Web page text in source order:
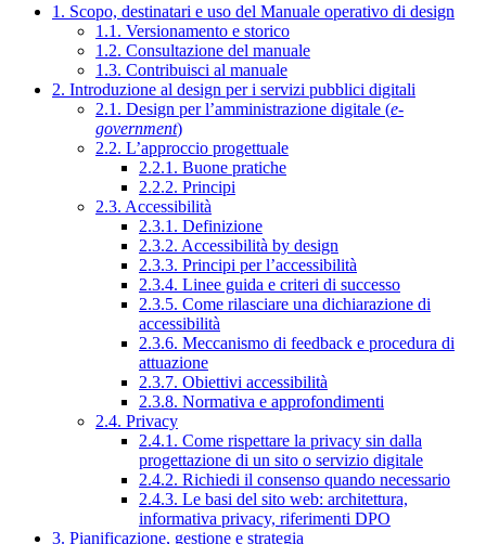
1. Scopo, destinatari e uso del Manuale operativo di design
1.1. Versionamento e storico
1.2. Consultazione del manuale
1.3. Contribuisci al manuale
2. Introduzione al design per i servizi pubblici digitali
2.1. Design per l’amministrazione digitale (e-
government)
2.2. L’approccio progettuale
2.2.1. Buone pratiche
2.2.2. Principi
2.3. Accessibilità
2.3.1. Definizione
2.3.2. Accessibilità by design
2.3.3. Principi per l’accessibilità
2.3.4. Linee guida e criteri di successo
2.3.5. Come rilasciare una dichiarazione di
accessibilità
2.3.6. Meccanismo di feedback e procedura di
attuazione
2.3.7. Obiettivi accessibilità
2.3.8. Normativa e approfondimenti
2.4. Privacy
2.4.1. Come rispettare la privacy sin dalla
progettazione di un sito o servizio digitale
2.4.2. Richiedi il consenso quando necessario
2.4.3. Le basi del sito web: architettura,
informativa privacy, riferimenti DPO
3. Pianificazione, gestione e strategia